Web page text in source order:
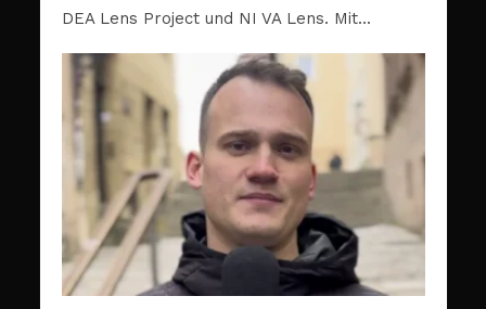
DEA Lens Project und NI VA Lens. Mit...